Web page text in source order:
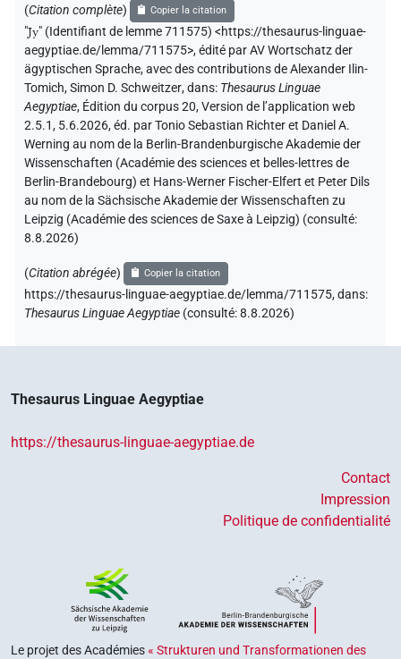
(Citation complète) Copier la citation
"Jy" (Identifiant de lemme 711575) <https://thesaurus-linguae-
aegyptiae.de/lemma/711575>,édité par AV Wortschatz der
ägyptischen Sprache,avec des contributions deAlexander Ilin-
Tomich,Simon D. Schweitzer,dans: Thesaurus Linguae
Aegyptiae, Édition du corpus 20, Version de l’application web
2.5.1, 5.6.2026, éd. par Tonio Sebastian Richter et Daniel A.
Werning au nom de la Berlin-Brandenburgische Akademie der
Wissenschaften (Académie des sciences et belles-lettres de
Berlin-Brandebourg) et Hans-Werner Fischer-Elfert et Peter Dils
au nom de la Sächsische Akademie der Wissenschaften zu
Leipzig (Académie des sciences de Saxe à Leipzig) (consulté:
8.8.2026)
(Citation abrégée) Copier la citation
https://thesaurus-linguae-aegyptiae.de/lemma/711575,dans:
Thesaurus Linguae Aegyptiae (consulté:8.8.2026)
Thesaurus Linguae Aegyptiae
https://thesaurus-linguae-aegyptiae.de
Contact
Impression
Politique de confidentialité
Le projet des Académies« Strukturen und Transformationen des